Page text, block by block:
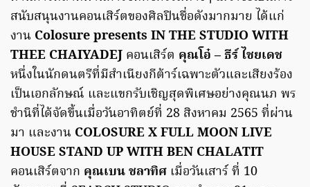
สนับสนุนงานคอนเสิร์ตของศิลปินชื่อดังมากมาย ได้แก่
งาน Colosure presents IN THE STUDIO WITH
THEE CHAIYADEJ คอนเสิร์ต คุณโอ๋ – ธีร์ ไชยเดช
หนึ่งในนักดนตรีที่มีสำเนียงกีต้าร์เฉพาะตัวและเสียงร้อง
เป็นเอกลักษณ์ และแขกรับเชิญสุดพิเศษอย่างคุณนภ พร
ชำนิที่ได้จัดขึ้นเมื่อวันอาทิตย์ที่ 28 สิงหาคม 2565 ที่ผ่าน
มา และงาน COLOSURE X FULL MOON LIVE
HOUSE STAND UP WITH BEN CHALATIT
คอนเสิร์ตจาก คุณเบน ชลาทิศ เมื่อวันเสาร์ ที่ 10